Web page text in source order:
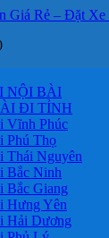
Rẻ – Đặt Xe
NỘI BÀI
ĐI TỈNH
Vĩnh Phúc
Phú Thọ
Thái Nguyên
Bắc Ninh
Bắc Giang
Hưng Yên
Hải Dương